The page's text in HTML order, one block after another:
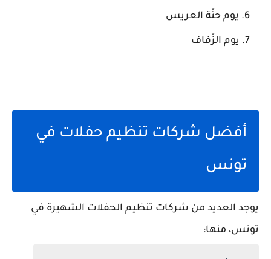
يوم حنّة العريس
يوم الزّفاف
أفضل شركات تنظيم حفلات في
تونس
يوجد العديد من شركات تنظيم الحفلات الشهيرة في
تونس، منها: